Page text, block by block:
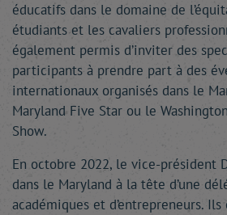
éducatifs dans le domaine de
étudiants et les cavaliers
également permis d’inviter des
participants à prendre part à des
internationaux organisés dans le
Maryland Five Star ou le
Show.
En octobre 2022, le vice-président
dans le Maryland à la tête d’une
académiques et d’entrepreneurs.